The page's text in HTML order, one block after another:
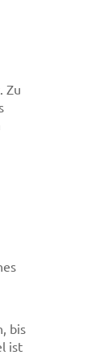
Zu
bis
ist